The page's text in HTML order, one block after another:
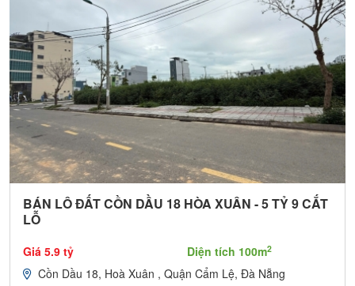
BÁN LÔ ĐẤT CỒN DẦU 18 HÒA XUÂN - 5 TỶ 9 CẮT
LỖ
Giá 5.9 tỷ Diện tích 100m2
Cồn Dầu 18, Hoà Xuân , Quận Cẩm Lệ, Đà Nẵng